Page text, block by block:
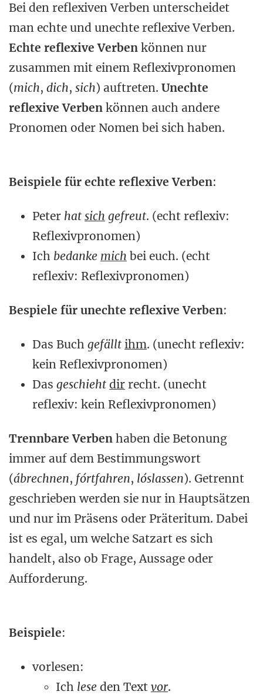
Bei den reflexiven Verben unterscheidet
man echte und unechte reflexive Verben.
Echte reflexive Verben können nur
zusammen mit einem Reflexivpronomen
(mich, dich, sich) auftreten. Unechte
reflexive Verben können auch andere
Pronomen oder Nomen bei sich haben.
Beispiele für echte reflexive Verben:
Peter hat sich gefreut. (echt reflexiv:
Reflexivpronomen)
Ich bedanke mich bei euch. (echt
reflexiv: Reflexivpronomen)
Bespiele für unechte reflexive Verben:
Das Buch gefällt ihm. (unecht reflexiv:
kein Reflexivpronomen)
Das geschieht dir recht. (unecht
reflexiv: kein Reflexivpronomen)
Trennbare Verben haben die Betonung
immer auf dem Bestimmungswort
(ábrechnen, fórtfahren, lóslassen). Getrennt
geschrieben werden sie nur in Hauptsätzen
und nur im Präsens oder Präteritum. Dabei
ist es egal, um welche Satzart es sich
handelt, also ob Frage, Aussage oder
Aufforderung.
Beispiele:
vorlesen:
Ich lese den Text vor.